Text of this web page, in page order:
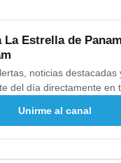
La Estrella de
noticias destacadas
del día directamente en
Unirme al canal